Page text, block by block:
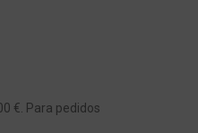
€. Para pedidos